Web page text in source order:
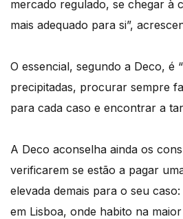
mercado regulado, se chegar à
mais adequado para si”,
O essencial, segundo a Deco, é
precipitadas, procurar sempre
para cada caso e encontrar a
A Deco aconselha ainda os
verificarem se estão a pagar
elevada demais para o seu
em Lisboa, onde habito na